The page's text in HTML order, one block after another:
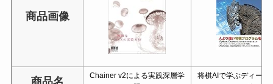
商品画像
商品名
Chainer v2による実践深層学
将棋AIで学ぶディープ